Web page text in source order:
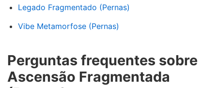
Legado Fragmentado (Pernas)
Vibe Metamorfose (Pernas)
Perguntas frequentes sobre
Ascensão Fragmentada